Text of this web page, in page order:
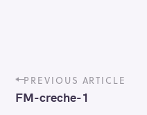
P
o
s
PREVIOUS ARTICLE
FM-creche-1